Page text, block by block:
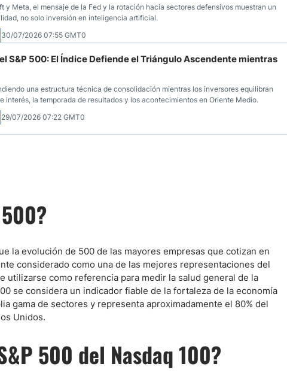
y Meta, el mensaje de la Fed y la rotación hacia sectores defensivos muestran un
no solo inversión en inteligencia artificial.
30/07/2026 07:55 GMT0
S&P 500: El Índice Defiende el Triángulo Ascendente mientras
una estructura técnica de consolidación mientras los inversores equilibran
interés, la temporada de resultados y los acontecimientos en Oriente Medio.
29/07/2026 07:22 GMT0
la evolución de 500 de las mayores empresas que cotizan en
considerado como una de las mejores representaciones del
utilizarse como referencia para medir la salud general de la
se considera un indicador fiable de la fortaleza de la economía
gama de sectores y representa aproximadamente el 80% del
Unidos.
500 del Nasdaq 100?